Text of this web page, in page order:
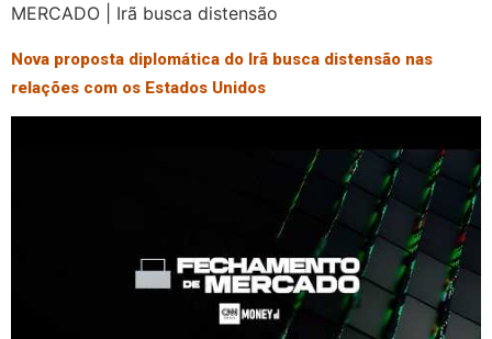
MERCADO | Irã busca distensão
Nova proposta diplomática do Irã busca distensão nas
relações com os Estados Unidos